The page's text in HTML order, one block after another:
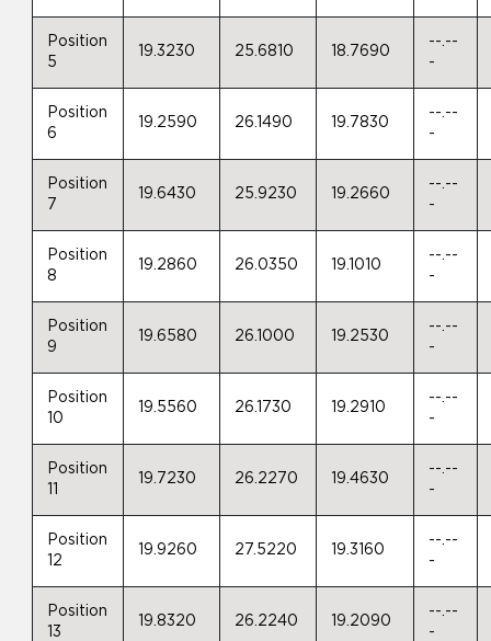
Position
5
19.3230 25.6810 18.7690
--.--
-
Position
6
19.2590 26.1490 19.7830
--.--
-
Position
7
19.6430 25.9230 19.2660
--.--
-
Position
8
19.2860 26.0350 19.1010
--.--
-
Position
9
19.6580 26.1000 19.2530
--.--
-
Position
10
19.5560 26.1730 19.2910
--.--
-
Position
11
19.7230 26.2270 19.4630
--.--
-
Position
12
19.9260 27.5220 19.3160
--.--
-
Position
13
19.8320 26.2240 19.2090
--.--
-